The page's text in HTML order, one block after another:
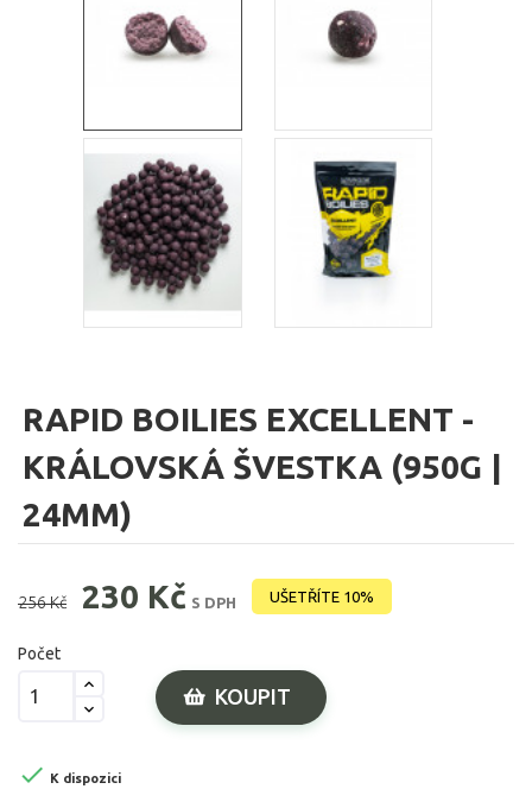
RAPID BOILIES EXCELLENT -
KRÁLOVSKÁ ŠVESTKA (950G |
24MM)
256 Kč 230 Kč S DPH UŠETŘÍTE 10%
Počet
KOUPIT
 K dispozici